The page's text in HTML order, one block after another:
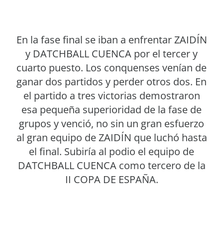
En la fase final se iban a enfrentar ZAIDÍN
y DATCHBALL CUENCA por el tercer y
cuarto puesto. Los conquenses venían de
ganar dos partidos y perder otros dos. En
el partido a tres victorias demostraron
esa pequeña superioridad de la fase de
grupos y venció, no sin un gran esfuerzo
al gran equipo de ZAIDÍN que luchó hasta
el final. Subiría al podio el equipo de
DATCHBALL CUENCA como tercero de la
II COPA DE ESPAÑA.